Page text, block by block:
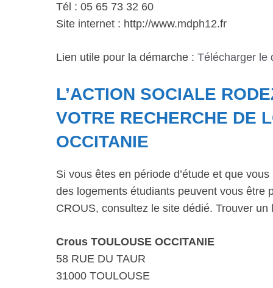
Tél : 05 65 73 32 60
Site internet : http://www.mdph12.fr
Lien utile pour la démarche : Télécharger le
L’ACTION SOCIALE
VOTRE RECHERCHE DE
OCCITANIE
Si vous êtes en période d’étude et que
des logements étudiants peuvent vous être
CROUS, consultez le site dédié. Trouver
Crous TOULOUSE OCCITANIE
58 RUE DU TAUR
31000 TOULOUSE